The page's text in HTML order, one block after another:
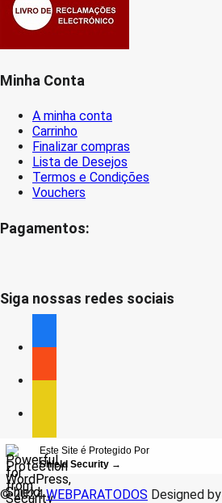
Minha Conta
A minha conta
Carrinho
Finalizar compras
Lista de Desejos
Termos e Condições
Vouchers
Pagamentos:
Siga nossas redes sociais
Este Site é Protegido Por
Shield Security →
© 2024WEBPARATODOS Designed by